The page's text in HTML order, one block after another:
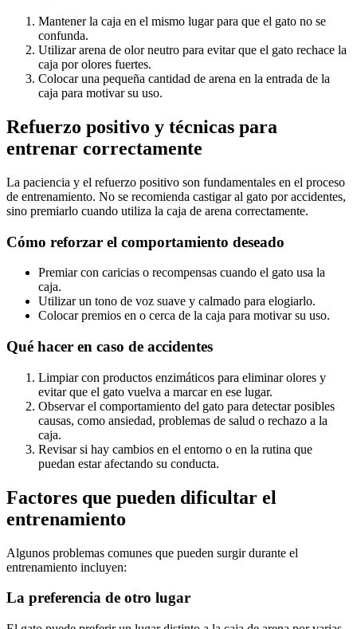
Mantener la caja en el mismo lugar para que el gato no se
confunda.
Utilizar arena de olor neutro para evitar que el gato rechace la
caja por olores fuertes.
Colocar una pequeña cantidad de arena en la entrada de la
caja para motivar su uso.
Refuerzo positivo y técnicas para
entrenar correctamente
La paciencia y el refuerzo positivo son fundamentales en el proceso
de entrenamiento. No se recomienda castigar al gato por accidentes,
sino premiarlo cuando utiliza la caja de arena correctamente.
Cómo reforzar el comportamiento deseado
Premiar con caricias o recompensas cuando el gato usa la
caja.
Utilizar un tono de voz suave y calmado para elogiarlo.
Colocar premios en o cerca de la caja para motivar su uso.
Qué hacer en caso de accidentes
Limpiar con productos enzimáticos para eliminar olores y
evitar que el gato vuelva a marcar en ese lugar.
Observar el comportamiento del gato para detectar posibles
causas, como ansiedad, problemas de salud o rechazo a la
caja.
Revisar si hay cambios en el entorno o en la rutina que
puedan estar afectando su conducta.
Factores que pueden dificultar el
entrenamiento
Algunos problemas comunes que pueden surgir durante el
entrenamiento incluyen:
La preferencia de otro lugar